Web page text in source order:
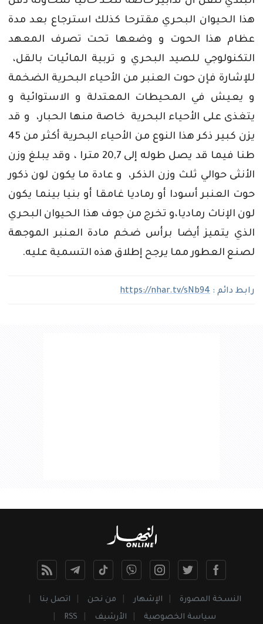
هذا الحيوان البحري مقترحا كذلك استرجاع بعد مدة
عظام هذا الحوت و وضعها تحت تصرف المعهد
التكنولوجي للصيد البحري و تربية المائيات بالقل،
للإشارة فإن حوت العنبر من الأحياء البحرية الضخمة
و يعيش في المحيطات المعتدلة و الاستوائية و
يتغذى على الأحياء البحرية خاصة منها الحبار، و قد
يزن كبير ذكر هذا النوع من الأحياء البحرية أكثر من 45
طنا فيما قد يصل طوله إلى 20,7 مترا ، وقد يبلغ وزن
الأنثى حوالي ثلث وزن الذكر، و عادة ما يكون لون ذكور
حوت العنبر أسودا أو رماديا غامقا أو بنيا بينما يكون
لون الإناث رماديا،و تخرج من جوف هذا الحيوان البحري
الذي يتميز أيضا برأس ضخم مادة العنبر الموجهة
لصنع العطور مما يرجح إطلاق هذه التسمية عليه.
رابط دائم : https://nhar.tv/sNb94
النسخة المصورة الإشهار من نحن
اتصل بنا
سياسة الخصوصية
الأرشيف RSS